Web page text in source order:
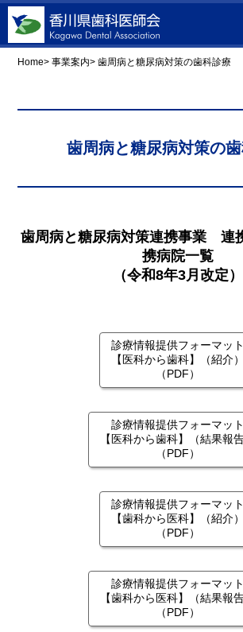
Home 事業案内 歯周病と糖尿病対策の歯科診療
歯周病と糖尿病対策の
歯周病と糖尿病対策連携事業 連
携病院一覧
（令和8年3月改定）
診療情報提供フォーマット
【医科から歯科】（紹介）
（PDF）
診療情報提供フォーマット
【医科から歯科】（結果報告
（PDF）
診療情報提供フォーマット
【歯科から医科】（紹介）
（PDF）
診療情報提供フォーマット
【歯科から医科】（結果報告
（PDF）